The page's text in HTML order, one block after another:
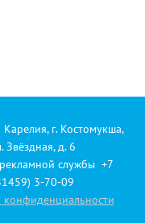
Карелия, г. Костомукша,
Звёздная, д. 6
службы +7
3-70-09
конфиденциальности